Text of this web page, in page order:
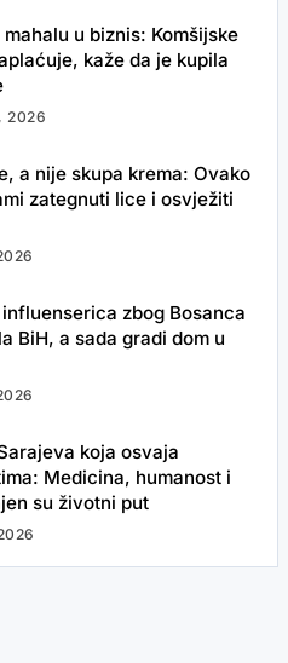
u biznis: Komšijske
kaže da je kupila
2026
a nije skupa krema: Ovako
zategnuti lice i osvježiti
zbog Bosanca
BiH, a sada gradi dom u
koja osvaja
Medicina, humanost i
su životni put